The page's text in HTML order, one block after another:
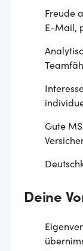
Freude
E-Mail,
Gute
Deine